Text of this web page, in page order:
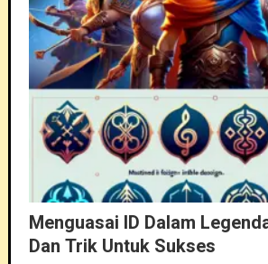
Menguasai ID Dalam
Dan Trik Untuk Sukses